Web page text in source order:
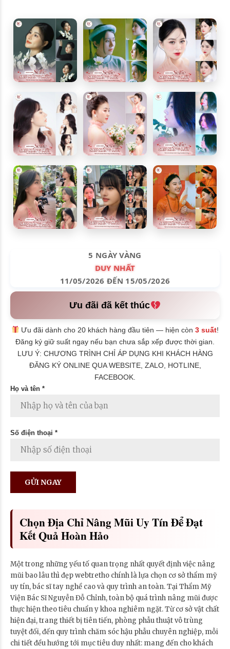
5 NGÀY VÀNG
DUY NHẤT
11/05/2026 ĐẾN 15/05/2026
Ưu đãi đã kết thúc
Ưu đãi dành cho 20 khách hàng đầu tiên — hiện còn3 suất!
Đăng ký giữ suất ngay nếu bạn chưa sắp xếp được thời gian.
LƯU Ý: CHƯƠNG TRÌNH CHỈ ÁP DỤNG KHI KHÁCH HÀNG
ĐĂNG KÝ ONLINE QUA WEBSITE, ZALO, HOTLINE,
FACEBOOK.
Họ và tên *
Số điện thoại *
Chọn Địa Chỉ Nâng Mũi Uy Tín Để Đạt
Kết Quả Hoàn Hảo
Một trong những yếu tố quan trọng nhất quyết định việc nâng
mũi bao lâu thì đẹp webtretho chính là lựa chọn cơ sở thẩm mỹ
uy tín, bác sĩ tay nghề cao và quy trình an toàn. Tại Thẩm Mỹ
Viện Bác Sĩ Nguyễn Đỗ Chỉnh, toàn bộ quá trình nâng mũi được
thực hiện theo tiêu chuẩn y khoa nghiêm ngặt. Từ cơ sở vật chất
hiện đại, trang thiết bị tiên tiến, phòng phẫu thuật vô trùng
tuyệt đối, đến quy trình chăm sóc hậu phẫu chuyên nghiệp, mỗi
chi tiết đều hướng tới mục tiêu duy nhất: mang đến cho khách